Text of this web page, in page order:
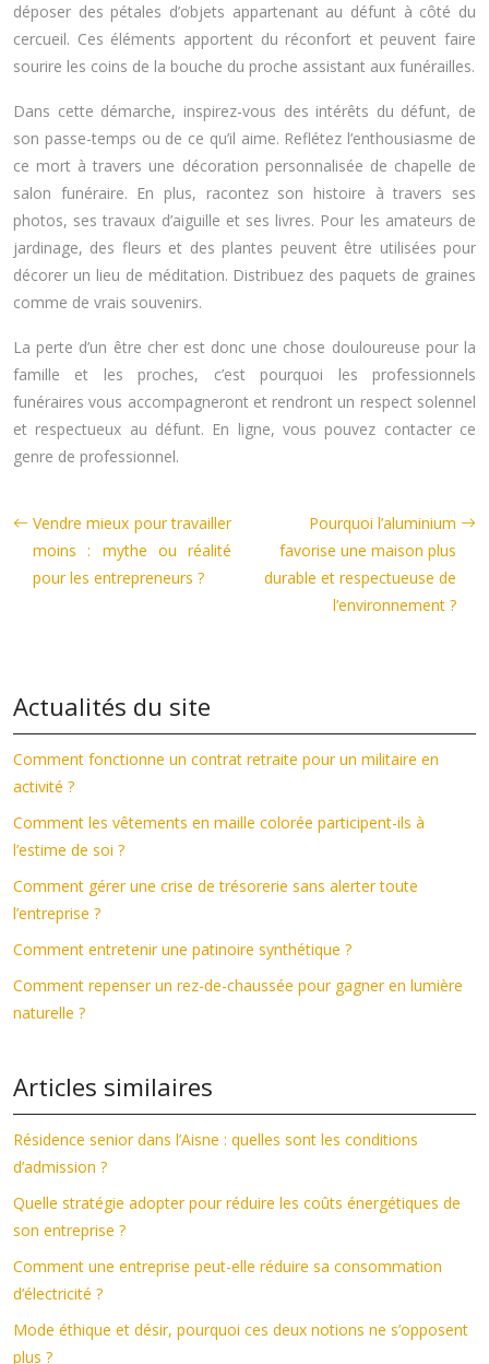
déposer des pétales d’objets appartenant au défunt à côté du
cercueil. Ces éléments apportent du réconfort et peuvent faire
sourire les coins de la bouche du proche assistant aux funérailles.
Dans cette démarche, inspirez-vous des intérêts du défunt, de
son passe-temps ou de ce qu’il aime. Reflétez l’enthousiasme de
ce mort à travers une décoration personnalisée de chapelle de
salon funéraire. En plus, racontez son histoire à travers ses
photos, ses travaux d’aiguille et ses livres. Pour les amateurs de
jardinage, des fleurs et des plantes peuvent être utilisées pour
décorer un lieu de méditation. Distribuez des paquets de graines
comme de vrais souvenirs.
La perte d’un être cher est donc une chose douloureuse pour la
famille et les proches, c’est pourquoi les professionnels
funéraires vous accompagneront et rendront un respect solennel
et respectueux au défunt. En ligne, vous pouvez contacter ce
genre de professionnel.
Vendre mieux pour travailler
moins : mythe ou réalité
pour les entrepreneurs ?
Pourquoi l’aluminium
favorise une maison plus
durable et respectueuse de
l’environnement ?
Actualités du site
Comment fonctionne un contrat retraite pour un militaire en
activité ?
Comment les vêtements en maille colorée participent-ils à
l’estime de soi ?
Comment gérer une crise de trésorerie sans alerter toute
l’entreprise ?
Comment entretenir une patinoire synthétique ?
Comment repenser un rez-de-chaussée pour gagner en lumière
naturelle ?
Articles similaires
Résidence senior dans l’Aisne : quelles sont les conditions
d’admission ?
Quelle stratégie adopter pour réduire les coûts énergétiques de
son entreprise ?
Comment une entreprise peut-elle réduire sa consommation
d’électricité ?
Mode éthique et désir, pourquoi ces deux notions ne s’opposent
plus ?